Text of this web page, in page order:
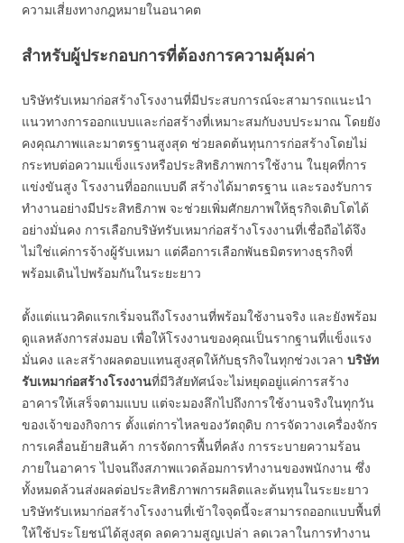
ความเสี่ยงทางกฎหมายในอนาคต
สำหรับผู้ประกอบการที่ต้องการความคุ้มค่า
บริษัทรับเหมาก่อสร้างโรงงานที่มีประสบการณ์จะสามารถแนะนำ
แนวทางการออกแบบและก่อสร้างที่เหมาะสมกับงบประมาณ โดยยัง
คงคุณภาพและมาตรฐานสูงสุด ช่วยลดต้นทุนการก่อสร้างโดยไม่
กระทบต่อความแข็งแรงหรือประสิทธิภาพการใช้งาน ในยุคที่การ
แข่งขันสูง โรงงานที่ออกแบบดี สร้างได้มาตรฐาน และรองรับการ
ทำงานอย่างมีประสิทธิภาพ จะช่วยเพิ่มศักยภาพให้ธุรกิจเติบโตได้
อย่างมั่นคง การเลือกบริษัทรับเหมาก่อสร้างโรงงานที่เชื่อถือได้จึง
ไม่ใช่แค่การจ้างผู้รับเหมา แต่คือการเลือกพันธมิตรทางธุรกิจที่
พร้อมเดินไปพร้อมกันในระยะยาว
ตั้งแต่แนวคิดแรกเริ่มจนถึงโรงงานที่พร้อมใช้งานจริง และยังพร้อม
ดูแลหลังการส่งมอบ เพื่อให้โรงงานของคุณเป็นรากฐานที่แข็งแรง
มั่นคง และสร้างผลตอบแทนสูงสุดให้กับธุรกิจในทุกช่วงเวลา บริษัท
รับเหมาก่อสร้างโรงงานที่มีวิสัยทัศน์จะไม่หยุดอยู่แค่การสร้าง
อาคารให้เสร็จตามแบบ แต่จะมองลึกไปถึงการใช้งานจริงในทุกวัน
ของเจ้าของกิจการ ตั้งแต่การไหลของวัตถุดิบ การจัดวางเครื่องจักร
การเคลื่อนย้ายสินค้า การจัดการพื้นที่คลัง การระบายความร้อน
ภายในอาคาร ไปจนถึงสภาพแวดล้อมการทำงานของพนักงาน ซึ่ง
ทั้งหมดล้วนส่งผลต่อประสิทธิภาพการผลิตและต้นทุนในระยะยาว
บริษัทรับเหมาก่อสร้างโรงงานที่เข้าใจจุดนี้จะสามารถออกแบบพื้นที่
ให้ใช้ประโยชน์ได้สูงสุด ลดความสูญเปล่า ลดเวลาในการทำงาน